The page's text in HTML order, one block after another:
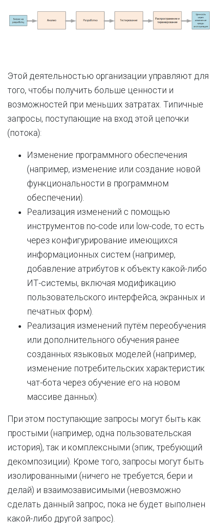
Этой деятельностью организации управляют для
того, чтобы получить больше ценности и
возможностей при меньших затратах. Типичные
запросы, поступающие на вход этой цепочки
(потока):
Изменение программного обеспечения
(например, изменение или создание новой
функциональности в программном
обеспечении).
Реализация изменений с помощью
инструментов no-code или low-code, то есть
через конфигурирование имеющихся
информационных систем (например,
добавление атрибутов к объекту какой-либо
ИТ-системы, включая модификацию
пользовательского интерфейса, экранных и
печатных форм).
Реализация изменений путём переобучения
или дополнительного обучения ранее
созданных языковых моделей (например,
изменение потребительских характеристик
чат-бота через обучение его на новом
массиве данных).
При этом поступающие запросы могут быть как
простыми (например, одна пользовательская
история), так и комплексными (эпик, требующий
декомпозиции). Кроме того, запросы могут быть
изолированными (ничего не требуется, бери и
делай) и взаимозависимыми (невозможно
сделать данный запрос, пока не будет выполнен
какой-либо другой запрос).